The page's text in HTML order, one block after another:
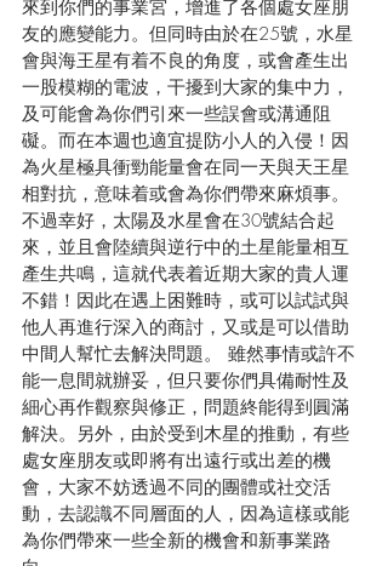
來到你們的事業宮，增進了各個處女座朋
友的應變能力。但同時由於在25號，水星
會與海王星有着不良的角度，或會產生出
一股模糊的電波，干擾到大家的集中力，
及可能會為你們引來一些誤會或溝通阻
礙。而在本週也適宜提防小人的入侵！因
為火星極具衝勁能量會在同一天與天王星
相對抗，意味着或會為你們帶來麻煩事。
不過幸好，太陽及水星會在30號結合起
來，並且會陸續與逆行中的土星能量相互
產生共鳴，這就代表着近期大家的貴人運
不錯！因此在遇上困難時，或可以試試與
他人再進行深入的商討，又或是可以借助
中間人幫忙去解決問題。 雖然事情或許不
能一息間就辦妥，但只要你們具備耐性及
細心再作觀察與修正，問題終能得到圓滿
解決。另外，由於受到木星的推動，有些
處女座朋友或即將有出遠行或出差的機
會，大家不妨透過不同的團體或社交活
動，去認識不同層面的人，因為這樣或能
為你們帶來一些全新的機會和新事業路